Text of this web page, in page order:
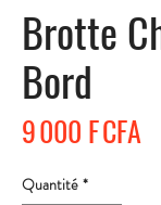
Brotte
Bord
9 000 F CFA
Quantité *